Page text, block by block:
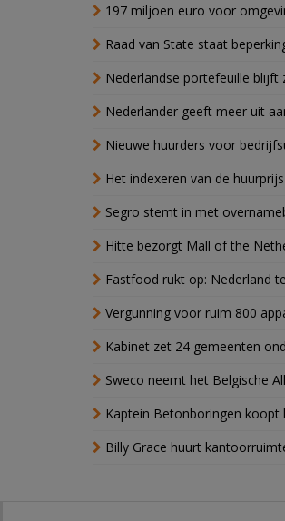
197 miljoen euro voor
Raad van State staat
Nederlandse portefeuille
Nederlander geeft meer uit
Nieuwe huurders voor
Het indexeren van de
Segro stemt in met
Hitte bezorgt Mall of the
Fastfood rukt op: Nederland
Vergunning voor ruim 800
Kabinet zet 24 gemeenten
Sweco neemt het Belgische
Kaptein Betonboringen koopt
Billy Grace huurt